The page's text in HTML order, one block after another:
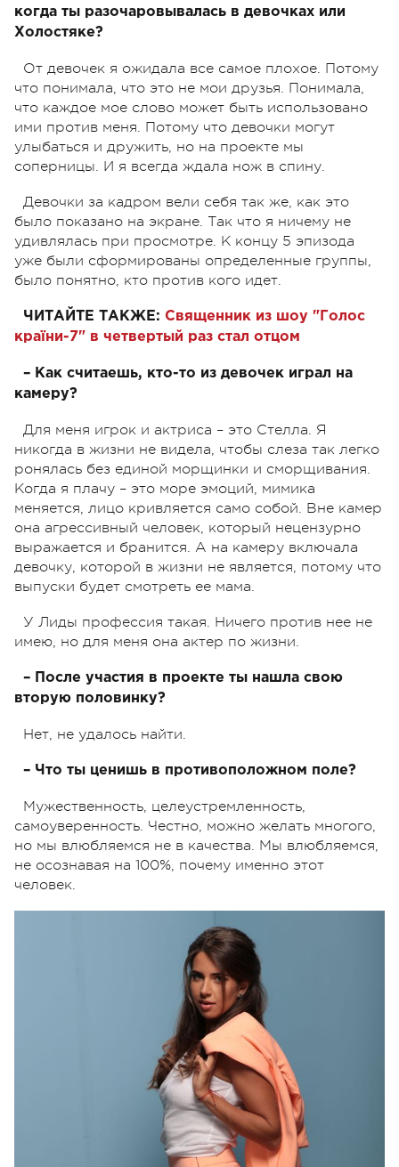
когда ты разочаровывалась в девочках или
Холостяке?
От девочек я ожидала все самое плохое. Потому
что понимала, что это не мои друзья. Понимала,
что каждое мое слово может быть использовано
ими против меня. Потому что девочки могут
улыбаться и дружить, но на проекте мы
соперницы. И я всегда ждала нож в спину.
Девочки за кадром вели себя так же, как это
было показано на экране. Так что я ничему не
удивлялась при просмотре. К концу 5 эпизода
уже были сформированы определенные группы,
было понятно, кто против кого идет.
ЧИТАЙТЕ ТАКЖЕ: Священник из шоу "Голос
країни-7" в четвертый раз стал отцом
– Как считаешь, кто-то из девочек играл на
камеру?
Для меня игрок и актриса – это Стелла. Я
никогда в жизни не видела, чтобы слеза так легко
ронялась без единой морщинки и сморщивания.
Когда я плачу – это море эмоций, мимика
меняется, лицо кривляется само собой. Вне камер
она агрессивный человек, который нецензурно
выражается и бранится. А на камеру включала
девочку, которой в жизни не является, потому что
выпуски будет смотреть ее мама.
У Лиды профессия такая. Ничего против нее не
имею, но для меня она актер по жизни.
– После участия в проекте ты нашла свою
вторую половинку?
Нет, не удалось найти.
– Что ты ценишь в противоположном поле?
Мужественность, целеустремленность,
самоуверенность. Честно, можно желать многого,
но мы влюбляемся не в качества. Мы влюбляемся,
не осознавая на 100%, почему именно этот
человек.